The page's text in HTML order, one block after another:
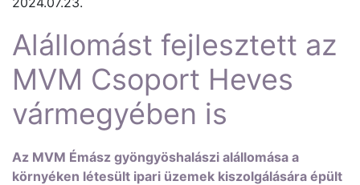
Alállomást fejlesztett az
MVM Csoport Heves
vármegyében is
Az MVM Émász gyöngyöshalászi alállomása a
környéken létesült ipari üzemek kiszolgálására épült